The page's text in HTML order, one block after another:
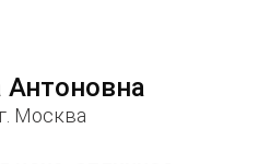
Антоновна
г. Москва